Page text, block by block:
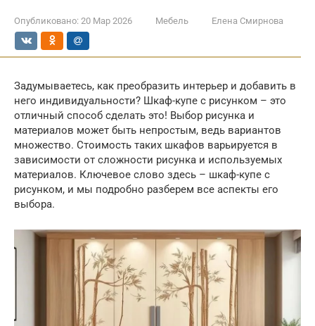
Опубликовано: 20 Мар 2026 Мебель Елена Смирнова
Задумываетесь, как преобразить интерьер и добавить в
него индивидуальности? Шкаф-купе с рисунком – это
отличный способ сделать это! Выбор рисунка и
материалов может быть непростым, ведь вариантов
множество. Стоимость таких шкафов варьируется в
зависимости от сложности рисунка и используемых
материалов. Ключевое слово здесь – шкаф-купе с
рисунком, и мы подробно разберем все аспекты его
выбора.